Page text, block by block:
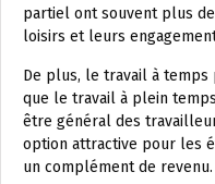
partiel ont souvent plus
loisirs et leurs
De plus, le travail à
que le travail à plein
être général des
option attractive pour les
un complément de revenu.